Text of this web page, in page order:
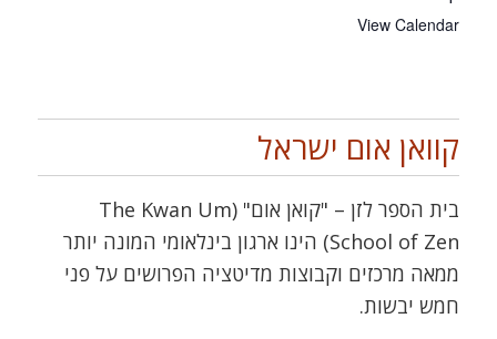
View Calendar
קוואן אום ישראל
בית הספר לזן – "קואן אום" (The Kwan Um
School of Zen) הינו ארגון בינלאומי המונה יותר
ממאה מרכזים וקבוצות מדיטציה הפרושים על פני
חמש יבשות.